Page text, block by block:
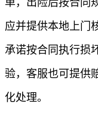
应并提供本地上门
承诺按合同执行损
验，客服也可提供
化处理。